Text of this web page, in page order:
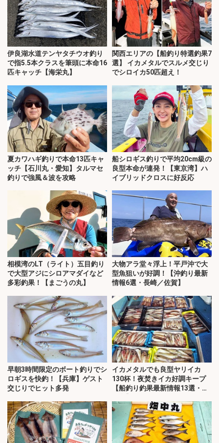
伊良湖水道テンヤタチウオ釣り
で指5.5本クラスを筆頭に本命16
匹キャッチ【海栄丸】
関西エリアの【船釣り特選釣果7
選】 イカメタルでスルメ交じり
でシロイカ50匹超え！
夏カワハギ釣りで本命13匹キャ
ッチ【石川丸・愛知】タルマセ
釣りで強風＆波を攻略
船シロギス釣りで平均20cm級の
良型本命が連発！【東京湾】ハ
イブリッドクロスに好反応
相模湾のLT（ライト）五目釣り
で大型アジにシロアマダイなど
多彩釣果！【まごうの丸】
大物アラ堂々浮上！平戸沖で大
型魚狙いが好調！【沖釣り最新
情報6選・長崎／佐賀】
早朝3時間限定のボート釣りでシ
ロギスを快釣！【兵庫】ゲスト
交じりでヒット多発
イカメタルでも良型ヤリイカ
130杯！夜焚きイカ好調キープ
【船釣り釣果最新情報13選・玄